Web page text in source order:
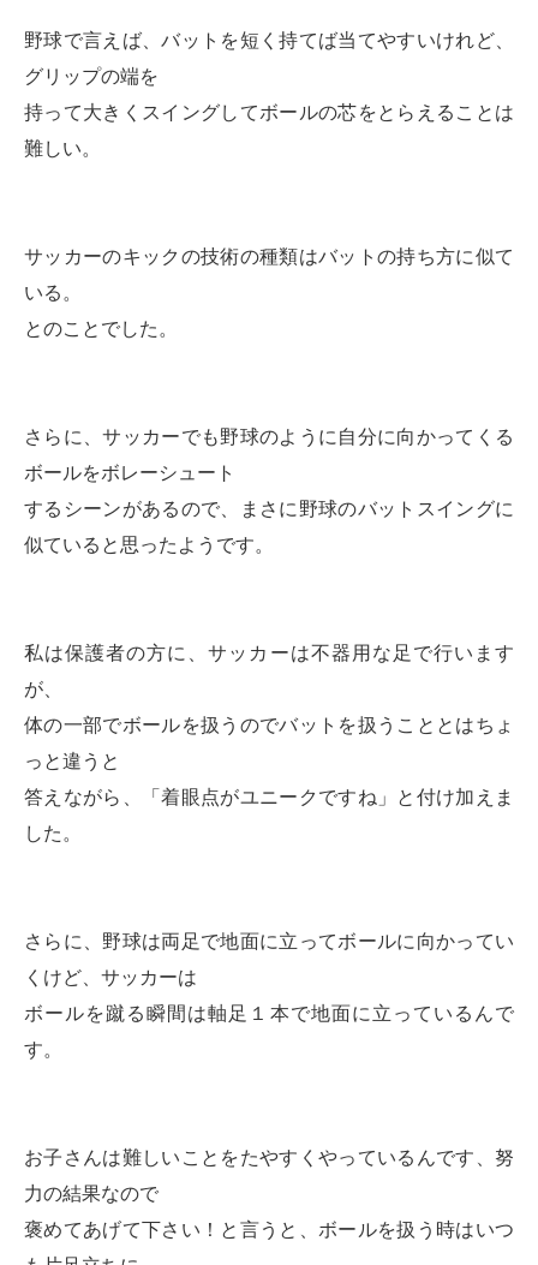
野球で言えば、バットを短く持てば当てやすいけれど、
グリップの端を
持って大きくスイングしてボールの芯をとらえることは
難しい。
サッカーのキックの技術の種類はバットの持ち方に似て
いる。
とのことでした。
さらに、サッカーでも野球のように自分に向かってくる
ボールをボレーシュート
するシーンがあるので、まさに野球のバットスイングに
似ていると思ったようです。
私は保護者の方に、サッカーは不器用な足で行います
が、
体の一部でボールを扱うのでバットを扱うこととはちょ
っと違うと
答えながら、「着眼点がユニークですね」と付け加えま
した。
さらに、野球は両足で地面に立ってボールに向かってい
くけど、サッカーは
ボールを蹴る瞬間は軸足１本で地面に立っているんで
す。
お子さんは難しいことをたやすくやっているんです、努
力の結果なので
褒めてあげて下さい！と言うと、ボールを扱う時はいつ